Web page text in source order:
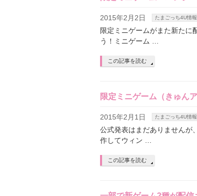
2015年2月2日 たまごっち4U情報
限定ミニゲームがまた新たに
う！ミニゲーム …
この記事を読む
限定ミニゲーム（きゅん
2015年2月1日 たまごっち4U情報
公式発表はまだありませんが
作してウィン …
この記事を読む